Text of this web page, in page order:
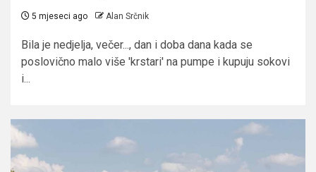
5 mjeseci ago Alan Srčnik
Bila je nedjelja, večer..., dan i doba dana kada se
poslovično malo više 'krstari' na pumpe i kupuju sokovi
i...